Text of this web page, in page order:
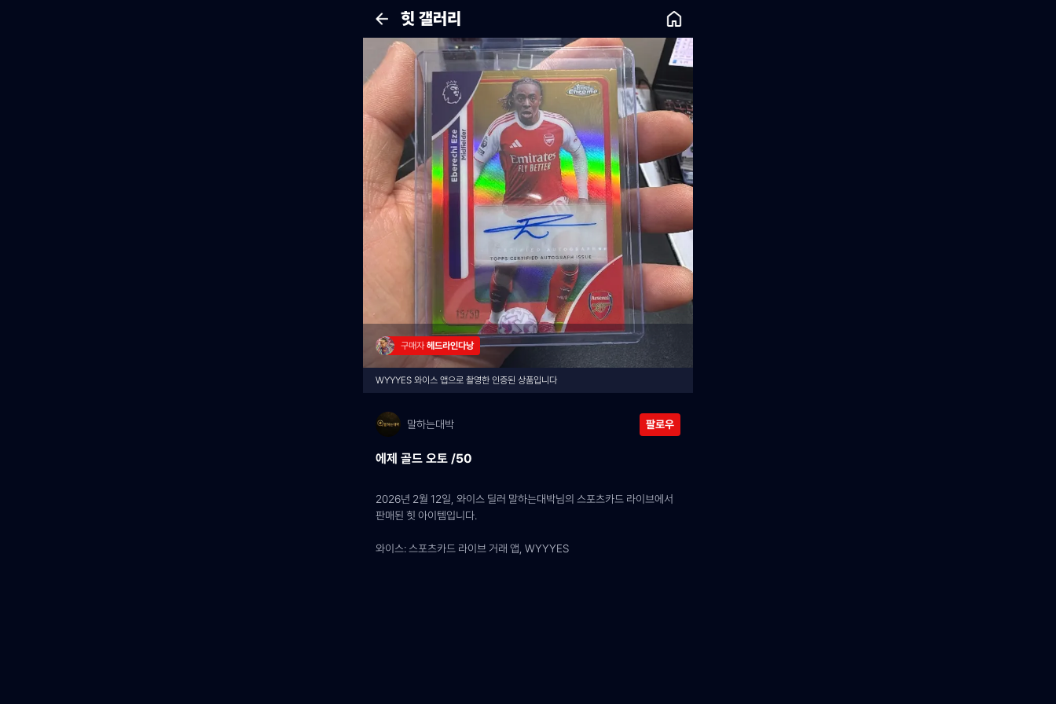
힛 갤러리
구매자 헤드라인다낭
WYYYES 와이스 앱으로 촬영한 인증된 상품입니다
말하는대박 팔로우
에제 골드 오토 /50
2026년 2월 12일, 와이스 딜러 말하는대박님의 스포츠카드 라이브에서
판매된 힛 아이템입니다.
와이스: 스포츠카드 라이브 거래 앱, WYYYES